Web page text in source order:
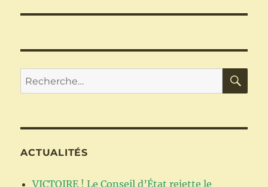
Recherche
pour :
ACTUALITÉS
VICTOIRE ! Le Conseil d’État rejette le